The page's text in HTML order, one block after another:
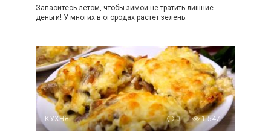
Запаситесь летом, чтобы зимой не тратить лишние
деньги! У многих в огородах растет зелень.
КУХНЯ 0 1 547